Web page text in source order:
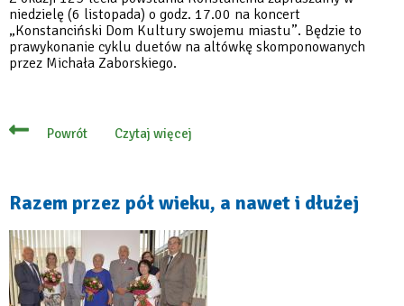
niedzielę (6 listopada) o godz. 17.00 na koncert
„Konstanciński Dom Kultury swojemu miastu”. Będzie to
prawykonanie cyklu duetów na altówkę skomponowanych
przez Michała Zaborskiego.
Powrót Czytaj więcej
o
zapraszamy
wyjątkowy
koncert
Razem przez pół wieku, a nawet i dłużej